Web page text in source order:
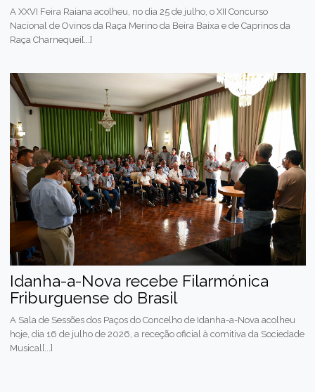
A XXVI Feira Raiana acolheu, no dia 25 de julho, o XII Concurso
Nacional de Ovinos da Raça Merino da Beira Baixa e de Caprinos da
Raça Charnequei[...]
Idanha-a-Nova recebe Filarmónica
Friburguense do Brasil
A Sala de Sessões dos Paços do Concelho de Idanha-a-Nova acolheu
hoje, dia 16 de julho de 2026, a receção oficial à comitiva da Sociedade
Musical[...]